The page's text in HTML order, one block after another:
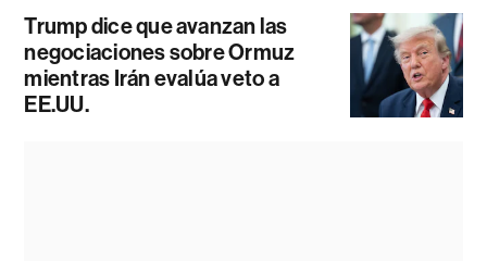
Trump dice que avanzan las
negociaciones sobre Ormuz
mientras Irán evalúa veto a
EE.UU.